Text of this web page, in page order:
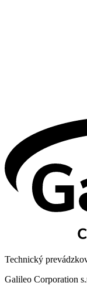
Technický
Galileo Corporation